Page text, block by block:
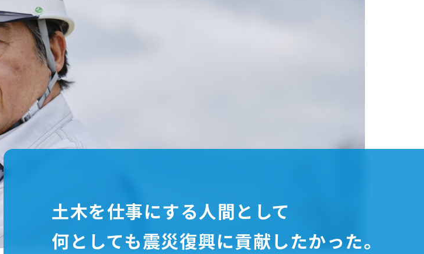
土木を仕事にする人間として
何としても震災復興に貢献したかった。